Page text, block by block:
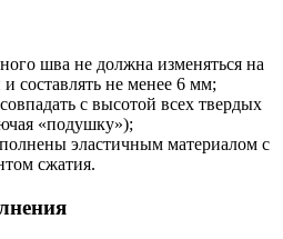
шва не должна изменяться на
составлять не менее 6 мм;
с высотой всех твердых
«подушку»);
эластичным материалом с
сжатия.